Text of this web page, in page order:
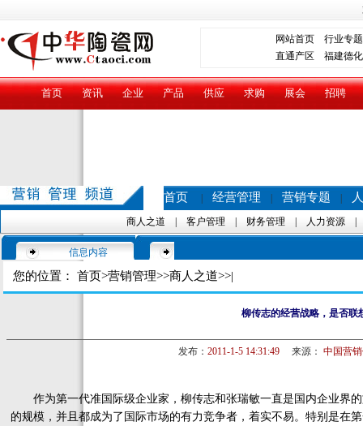
网站首页
行业专题
直通产区 福建德化
首页 资讯 企业 产品 供应 求购 展会 招聘
首页 经营管理 营销专题
商人之道 客户管理 财务管理 人力资源
信息内容
您的位置： 首页>营销管理>>商人之道>>|
柳传志的经营战略，是否联
发布： 2011-1-5 14:31:49来源： 中国营
作为第一代准国际级企业家，柳传志和张瑞敏一直是国内企业界的
的规模，并且都成为了国际市场的有力竞争者，着实不易。特别是在